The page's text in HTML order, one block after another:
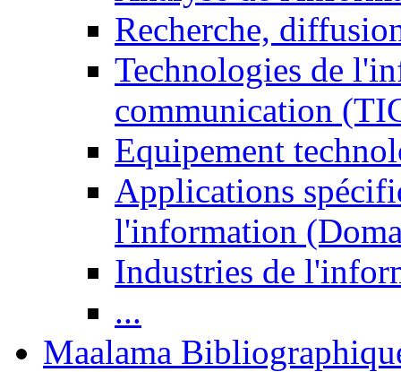
Recherche,
Technologies de
communication
Equipement
Applications
l'information
Industries de
...
Maalama